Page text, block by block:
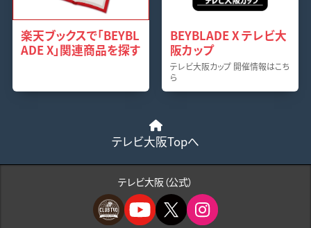
楽天ブックスで「BEYBL
ADE X」関連商品を探す
BEYBLADE X テレビ大
阪カップ
テレビ大阪カップ 開催情報はこち
ら
テレビ大阪Topへ
テレビ大阪（公式）